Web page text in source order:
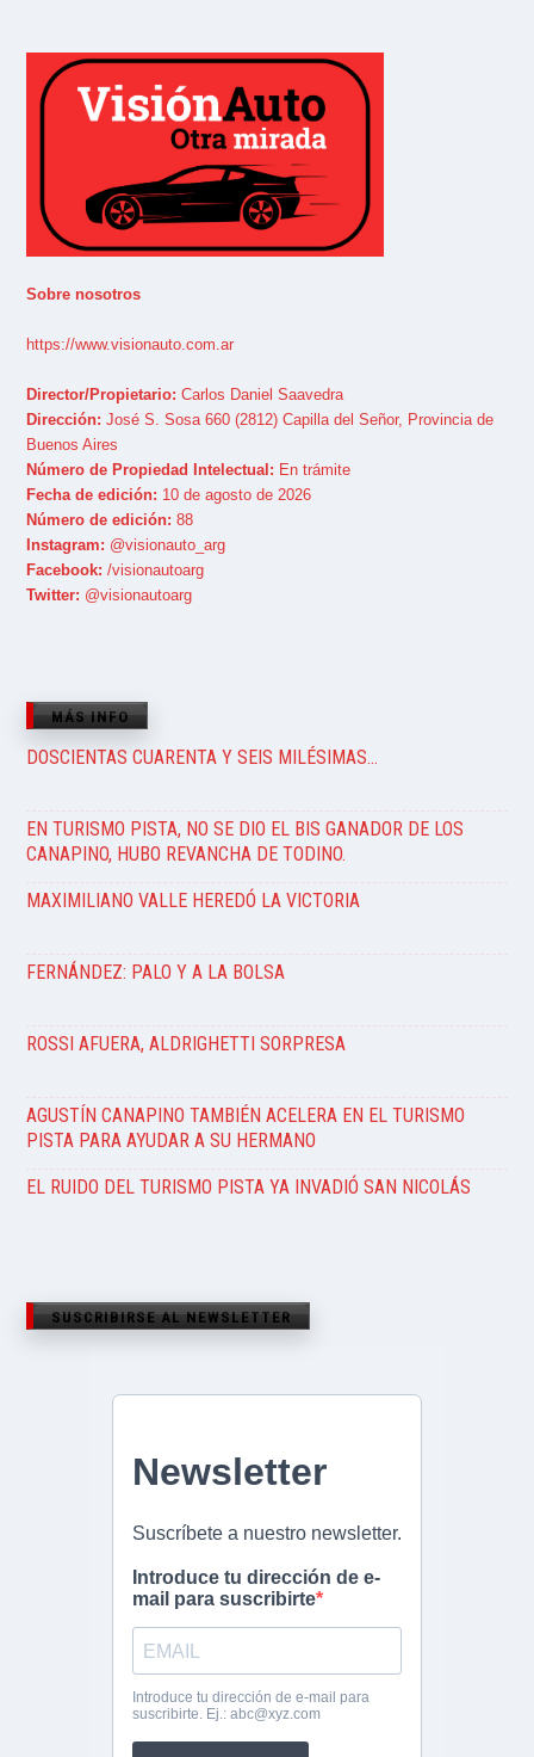
Sobre nosotros
https://www.visionauto.com.ar
Director/Propietario: Carlos Daniel Saavedra
Dirección: José S. Sosa 660 (2812) Capilla del Señor, Provincia de
Buenos Aires
Número de Propiedad Intelectual: En trámite
Fecha de edición: 10 de agosto de 2026
Número de edición: 88
Instagram: @visionauto_arg
Facebook: /visionautoarg
Twitter: @visionautoarg
MÁS INFO
DOSCIENTAS CUARENTA Y SEIS MILÉSIMAS…
EN TURISMO PISTA, NO SE DIO EL BIS GANADOR DE LOS
CANAPINO, HUBO REVANCHA DE TODINO.
MAXIMILIANO VALLE HEREDÓ LA VICTORIA
FERNÁNDEZ: PALO Y A LA BOLSA
ROSSI AFUERA, ALDRIGHETTI SORPRESA
AGUSTÍN CANAPINO TAMBIÉN ACELERA EN EL TURISMO
PISTA PARA AYUDAR A SU HERMANO
EL RUIDO DEL TURISMO PISTA YA INVADIÓ SAN NICOLÁS
SUSCRIBIRSE AL NEWSLETTER